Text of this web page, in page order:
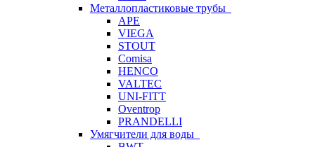
Металлопластиковые трубы
APE
VIEGA
STOUT
Comisa
HENCO
VALTEC
UNI-FITT
Oventrop
PRANDELLI
Умягчители для воды